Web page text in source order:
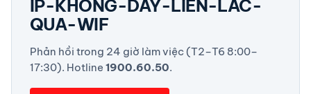
IP-KHONG-DAY-LIEN-LAC-
QUA-WIF
Phản hồi trong 24 giờ làm việc (T2–T6 8:00–
17:30). Hotline 1900.60.50.